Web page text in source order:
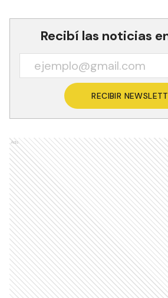
Recibí las noticias
RECIBIR
Ads